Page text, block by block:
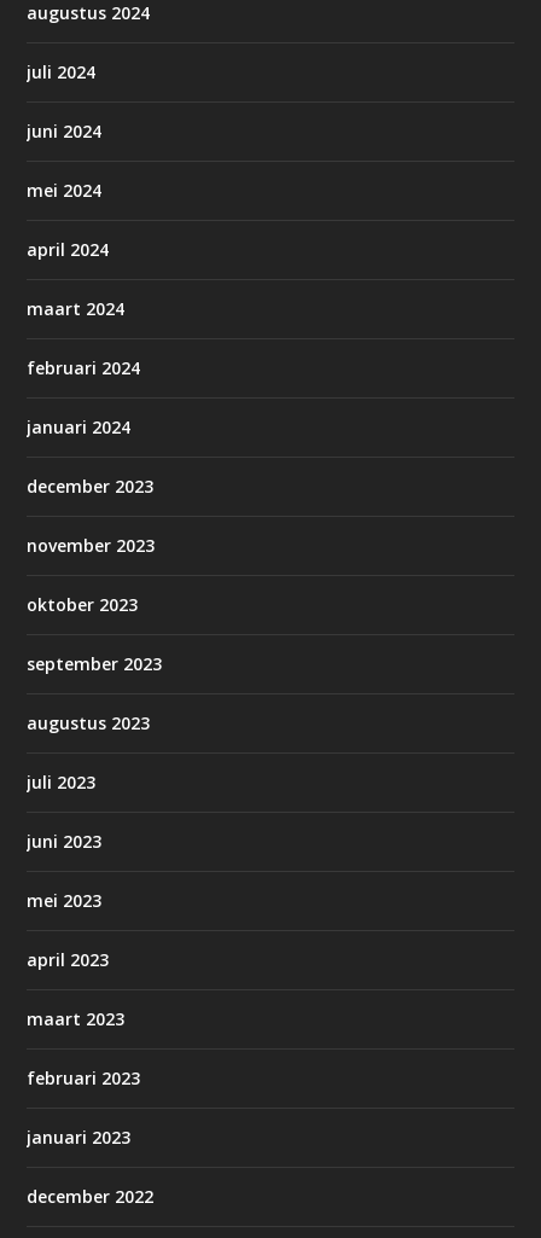
augustus 2024
juli 2024
juni 2024
mei 2024
april 2024
maart 2024
februari 2024
januari 2024
december 2023
november 2023
oktober 2023
september 2023
augustus 2023
juli 2023
juni 2023
mei 2023
april 2023
maart 2023
februari 2023
januari 2023
december 2022